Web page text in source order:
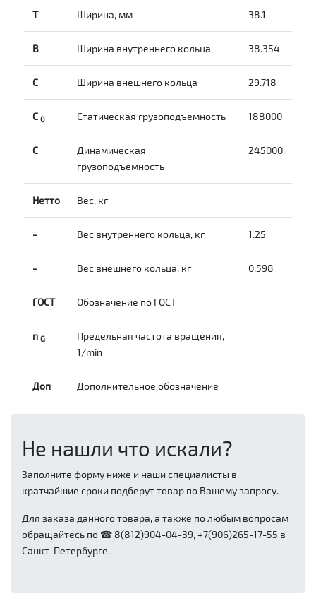
T Ширина, мм 38.1
B Ширина внутреннего кольца 38.354
С Ширина внешнего кольца 29.718
С 0 Статическая грузоподъемность 188000
C
Динамическая
грузоподъемность
245000
Нетто Вес, кг
- Вес внутреннего кольца, кг 1.25
- Вес внешнего кольца, кг 0.598
ГОСТ Обозначение по ГОСТ
n G
Предельная частота вращения,
1/min
Доп Дополнительное обозначение
Не нашли что искали?
Заполните форму ниже и наши специалисты в
кратчайшие сроки подберут товар по Вашему запросу.
Для заказа данного товара, а также по любым вопросам
обращайтесь по ☎ 8(812)904-04-39, +7(906)265-17-55 в
Санкт-Петербурге.